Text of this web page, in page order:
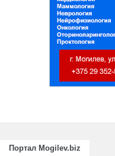
Портал Mogilev.biz